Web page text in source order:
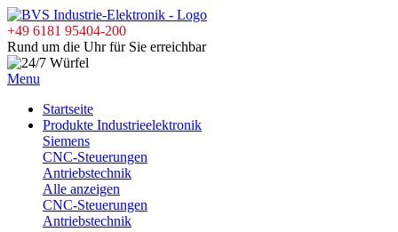
+49 6181 95404-200
Rund um die Uhr für Sie erreichbar
Menu
Startseite
Produkte Industrieelektronik
Siemens
CNC-Steuerungen
Antriebstechnik
Alle anzeigen
CNC-Steuerungen
Antriebstechnik